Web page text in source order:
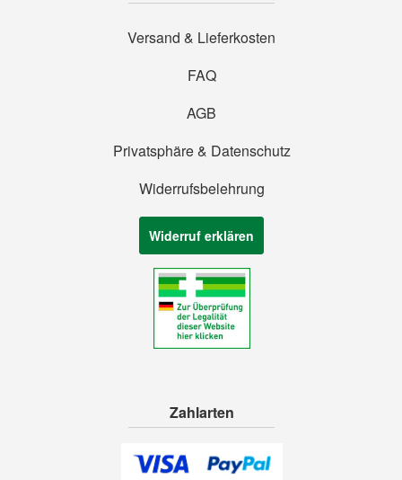
Versand & Lieferkosten
FAQ
AGB
Privatsphäre & Datenschutz
Widerrufsbelehrung
Widerruf erklären
Zahlarten